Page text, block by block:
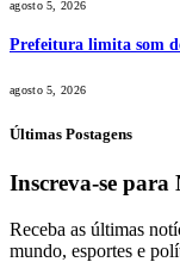
agosto 5, 2026
Prefeitura limita som
agosto 5, 2026
Últimas Postagens
Inscreva-se para
Receba as últimas
mundo, esportes e